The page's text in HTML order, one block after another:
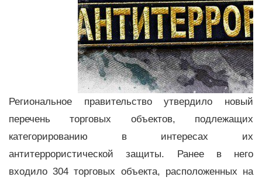
Региональное правительство утвердило новый
перечень торговых объектов, подлежащих
категорированию в интересах их
антитеррористической защиты. Ранее в него
входило 304 торговых объекта, расположенных на